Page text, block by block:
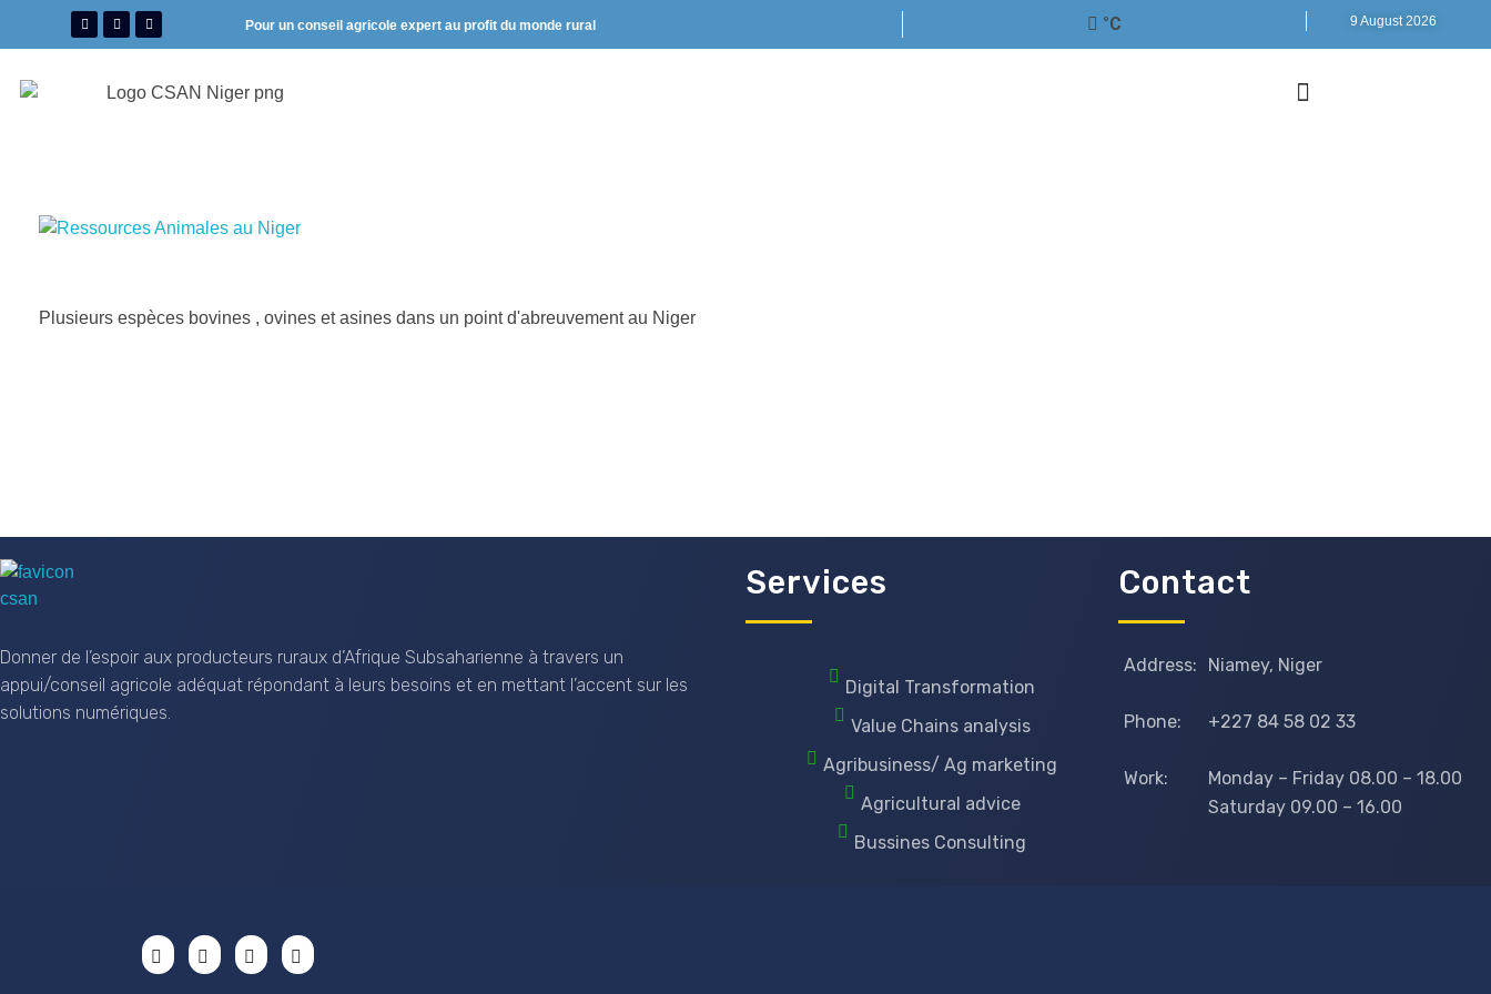
Pour un conseil agricole expert au profit du monde rural °C 9 August 2026
Plusieurs espèces bovines , ovines et asines dans un point d'abreuvement au Niger
Donner de l’espoir aux producteurs ruraux d’Afrique Subsaharienne à travers un
appui/conseil agricole adéquat répondant à leurs besoins et en mettant l’accent sur les
solutions numériques.
Services
Digital Transformation
Value Chains analysis
Agribusiness/ Ag marketing
Agricultural advice
Bussines Consulting
Contact
Address: Niamey, Niger
Phone: +227 84 58 02 33
Work:
Monday – Friday 08.00 – 18.00
Saturday 09.00 – 16.00